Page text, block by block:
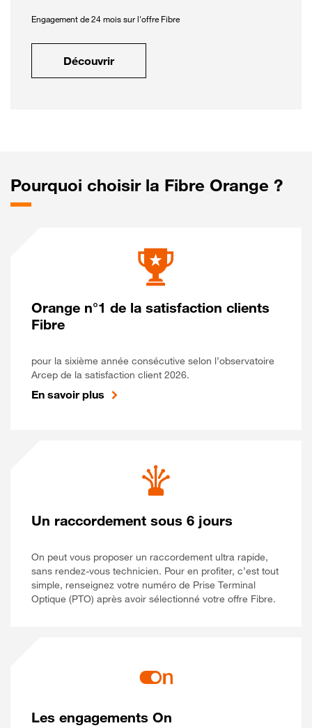
Engagement de 24 mois sur l'offre Fibre
Découvrir
Pourquoi choisir la Fibre Orange ?
Orange n°1 de la satisfaction clients
Fibre
pour la sixième année consécutive selon l’observatoire
Arcep de la satisfaction client 2026.
En savoir plus
Un raccordement sous 6 jours
On peut vous proposer un raccordement ultra rapide,
sans rendez-vous technicien. Pour en profiter, c’est tout
simple, renseignez votre numéro de Prise Terminal
Optique (PTO) après avoir sélectionné votre offre Fibre.
Les engagements On